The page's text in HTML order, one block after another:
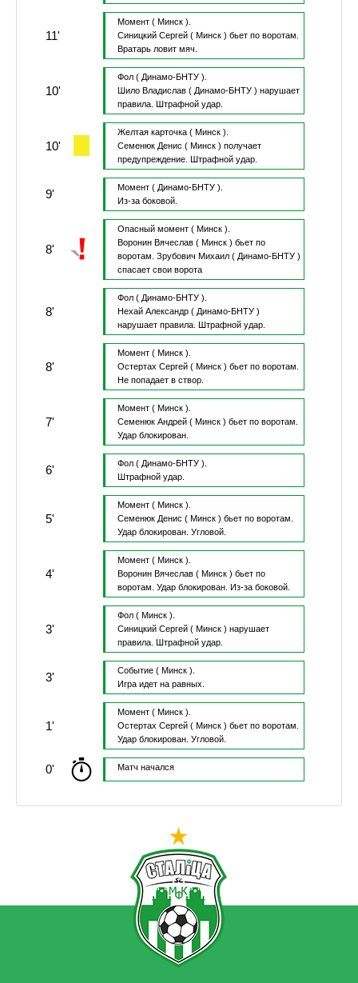
11'
Момент ( Минск ).
Синицкий Сергей( Минск ) бьет по воротам.
Вратарь ловит мяч.
10'
Фол ( Динамо-БНТУ ).
Шило Владислав( Динамо-БНТУ ) нарушает
правила.
Штрафной удар.
10'
Желтая карточка ( Минск ).
Семенюк Денис ( Минск ) получает
предупреждение.
Штрафной удар.
9' Момент ( Динамо-БНТУ ).
Из-за боковой.
8'
Опасный момент ( Минск ).
Воронин Вячеслав( Минск ) бьет по
воротам. Зрубович Михаил( Динамо-БНТУ )
спасает свои ворота
8'
Фол ( Динамо-БНТУ ).
Нехай Александр( Динамо-БНТУ )
нарушает правила.
Штрафной удар.
8'
Момент ( Минск ).
Остертах Сергей( Минск ) бьет по воротам.
Не попадает в створ.
7'
Момент ( Минск ).
Семенюк Андрей( Минск ) бьет по воротам.
Удар блокирован.
6' Фол ( Динамо-БНТУ ).
Штрафной удар.
5'
Момент ( Минск ).
Семенюк Денис ( Минск ) бьет по воротам.
Удар блокирован. Угловой.
4'
Момент ( Минск ).
Воронин Вячеслав( Минск ) бьет по
воротам. Удар блокирован. Из-за боковой.
3'
Фол ( Минск ).
Синицкий Сергей( Минск ) нарушает
правила.
Штрафной удар.
3' Событие ( Минск ).
Игра идет на равных.
1'
Момент ( Минск ).
Остертах Сергей( Минск ) бьет по воротам.
Удар блокирован. Угловой.
0' Матч начался